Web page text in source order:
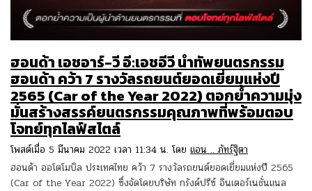
ฮอนด้า เอชอาร์-วี อี:เอชอีวี นำทัพยนตรกรรม
ฮอนด้า คว้า 7 รางวัลรถยนต์ยอดเยี่ยมแห่งปี
2565 (Car of the Year 2022) ตอกย้ำความมุ่ง
มั่นสร้างสรรค์ยนตรกรรมคุณภาพที่พร้อมตอบ
โจทย์ทุกไลฟ์สไตล์
โพสต์เมื่อ 5 มีนาคม 2022 เวลา 11:34 น. โดย แอน .. ภัทร์ฐิตา
ฮอนด้า ออโตโมบิล ประเทศไทย คว้า 7 รางวัลรถยนต์ยอดเยี่ยมแห่งปี 2565
(Car of the Year 2022) ซึ่งจัดโดยบริษัท กรังด์ปรีซ์ อินเตอร์เนชั่นแนล